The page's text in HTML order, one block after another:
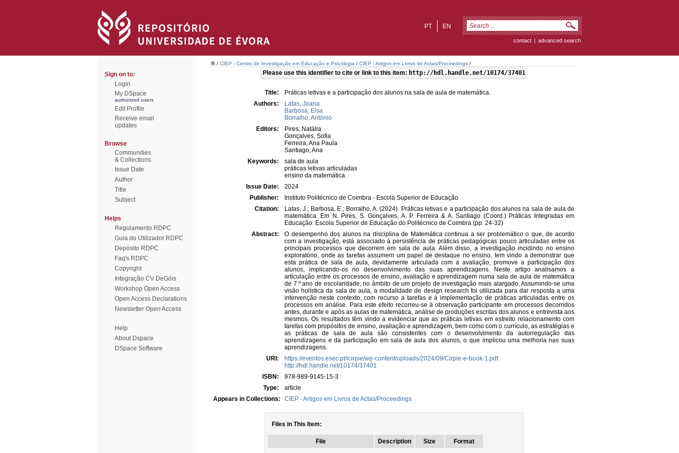
EN
PT
contact | advanced search
Sign on to:
Login
My DSpace
authorized users
Edit Profile
Receive email
updates
Browse
Communities
& Collections
Issue Date
Author
Title
Subject
Helps
Regulamento RDPC
Guia do Utilizador RDPC
Depósito RDPC
Faq's RDPC
Copyright
Integração CV DeGóis
Workshop Open Access
Open Access Declarations
Newsletter Open Access
Help
About Dspace
DSpace Software
/ CIEP - Centro de Investigação em Educação e Psicologia / CIEP - Artigos em Livros de Actas/Proceedings /
Please use this identifier to cite or link to this item: http://hdl.handle.net/10174/37401
Title:
Práticas letivas e a participação dos alunos na sala de aula de matemática.
Authors:
Latas, Joana
Barbosa, Elsa
Borralho, António
Editors:
Pires, Natália
Gonçalves, Sofia
Ferreira, Ana Paula
Santiago, Ana
Keywords:
sala de aula
práticas letivas articuladas
ensino da matemática
Issue Date:
2024
Publisher:
Instituto Politécnico de Coimbra - Escola Superior de Educação
Citation:
Latas, J.; Barbosa, E.; Borralho, A. (2024). Práticas letivas e a participação dos alunos na sala de aula de
matemática. Em N. Pires, S. Gonçalves, A. P. Ferreira & A. Santiago (Coord.) Práticas Integradas em
Educação. Escola Superior de Educação do Politécnico de Coimbra (pp. 24-32)
Abstract:
O desempenho dos alunos na disciplina de Matemática continua a ser problemático o que, de acordo
com a investigação, está associado à persistência de práticas pedagógicas pouco articuladas entre os
principais processos que decorrem em sala de aula. Além disso, a investigação incidindo no ensino
exploratório, onde as tarefas assumem um papel de destaque no ensino, tem vindo a demonstrar que
esta prática de sala de aula, devidamente articulada com a avaliação, promove a participação dos
alunos, implicando-os no desenvolvimento das suas aprendizagens. Neste artigo analisamos a
articulação entre os processos de ensino, avaliação e aprendizagem numa sala de aula de matemática
de 7.º ano de escolaridade, no âmbito de um projeto de investigação mais alargado. Assumindo-se uma
visão holística da sala de aula, a modalidade de design research foi utilizada para dar resposta a uma
intervenção neste contexto, com recurso a tarefas e à implementação de práticas articuladas entre os
processos em análise. Para este efeito recorreu-se à observação participante em processos decorridos
antes, durante e após as aulas de matemática, análise de produções escritas dos alunos e entrevista aos
mesmos. Os resultados têm vindo a evidenciar que as práticas letivas em estreito relacionamento com
tarefas com propósitos de ensino, avaliação e aprendizagem, bem como com o currículo, as estratégias e
as práticas de sala de aula são consistentes com o desenvolvimento da autorregulação das
aprendizagens e da participação em sala de aula dos alunos, o que implicou uma melhoria nas suas
aprendizagens.
URI:
https://eventos.esec.pt/icirpie/wp-content/uploads/2024/09/Cirpie-e-book-1.pdf
http://hdl.handle.net/10174/37401
ISBN:
978-989-9145-15-3
Type:
article
Appears in Collections:
CIEP - Artigos em Livros de Actas/Proceedings
Files in This Item:
File Description Size
Format